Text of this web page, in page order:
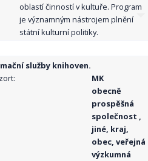
oblastí činností v kultuře. Program
je významným nástrojem plnění
státní kulturní politiky.
služby knihoven.
MK
obecně
prospěšná
společnost ,
jiné, kraj,
obec, veřejná
výzkumná